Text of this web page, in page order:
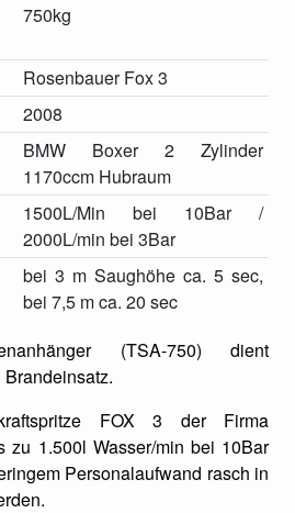
750kg
Rosenbauer Fox 3
2008
BMW Boxer 2 Zylinder
1170ccm Hubraum
1500L/Min bei 10Bar /
2000L/min bei 3Bar
bei 3 m Saughöhe ca. 5 sec,
bei 7,5 m ca. 20 sec
(TSA-750) dient
FOX 3 der Firma
zu 1.500l Wasser/min bei 10Bar
Personalaufwand rasch in